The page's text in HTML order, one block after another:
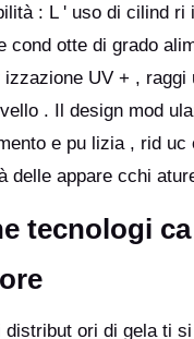
: L ' uso di cilind ri
cond otte di grado
UV + , raggi
. Il design mod
e pu lizia , rid uc
delle appare cchi
tecnologi
distribut ori di gela ti